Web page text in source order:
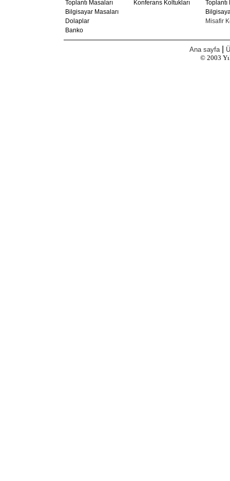
Toplantı Masaları
Konferans Koltukları
Toplantı
Bilgisayar Masaları
Dolaplar
Misafir
Banko
Ana sayfa
© 2003